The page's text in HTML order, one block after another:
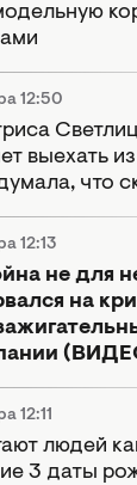
12:50
выехать
что
12:13
не для
на
12:11
людей
3 даты